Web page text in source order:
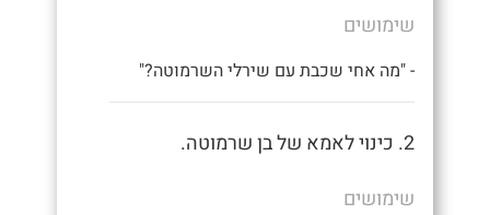
שימושים
- "מה אחי שכבת עם שירלי השרמוטה?"
2. כינוי לאמא של בן שרמוטה.
שימושים